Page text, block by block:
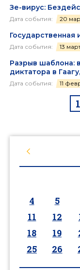
Зе-вирус:
Дата события: 20
Государственная
Дата события: 13
Разрыв шаблона:
диктатора в
Дата события: 11
1
4
5
11
12
18
19
25
26